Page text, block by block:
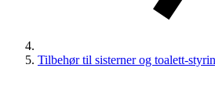
Tilbehør til sisterner og toalett-